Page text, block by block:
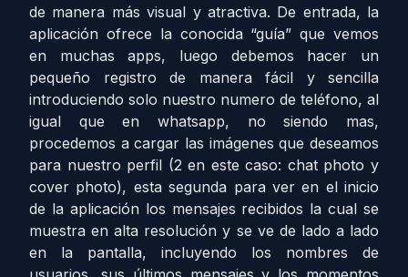
de manera más visual y atractiva. De entrada, la
aplicación ofrece la conocida “guía” que vemos
en muchas apps, luego debemos hacer un
pequeño registro de manera fácil y sencilla
introduciendo solo nuestro numero de teléfono, al
igual que en whatsapp, no siendo mas,
procedemos a cargar las imágenes que deseamos
para nuestro perfil (2 en este caso: chat photo y
cover photo), esta segunda para ver en el inicio
de la aplicación los mensajes recibidos la cual se
muestra en alta resolución y se ve de lado a lado
en la pantalla, incluyendo los nombres de